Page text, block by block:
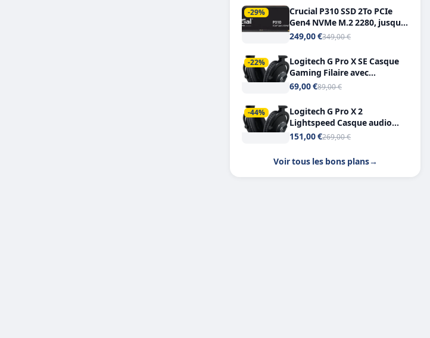
-29%
Crucial P310 SSD 2To PCIe
Gen4 NVMe M.2 2280, jusqu’à
7.100 Mo/s
249,00 €349,00 €
-22%
Logitech G Pro X SE Casque
Gaming Filaire avec
Microphone Micro
7.1
69,00 €89,00 €
-44%
Logitech G Pro X 2
Lightspeed Casque audio
bluetooth
151,00 €269,00 €
Voir tous les bons plans→